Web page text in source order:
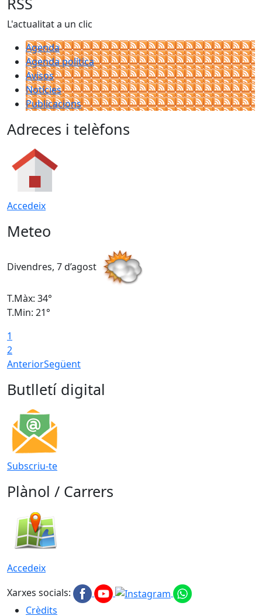
L'actualitat a un clic
Agenda
Agenda política
Avisos
Notícies
Publicacions
Adreces i telèfons
Accedeix
Meteo
Divendres, 7 d’agost
T.Màx: 34°
T.Min: 21°
1
2
AnteriorSegüent
Butlletí digital
Subscriu-te
Plànol / Carrers
Accedeix
Xarxes socials:
Crèdits